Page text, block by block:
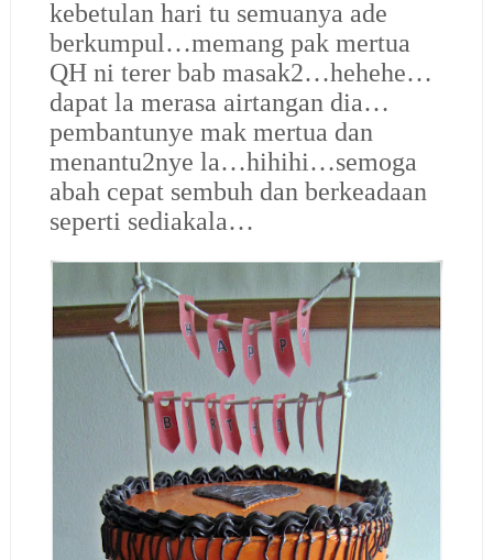
kebetulan hari tu semuanya ade
berkumpul…memang pak mertua
QH ni terer bab masak2…hehehe…
dapat la merasa airtangan dia…
pembantunye mak mertua dan
menantu2nye la…hihihi…semoga
abah cepat sembuh dan berkeadaan
seperti sediakala…